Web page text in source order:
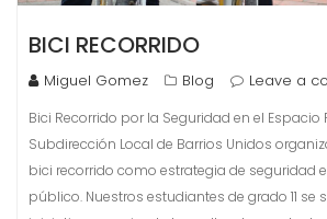
BICI RECORRIDO
Miguel Gomez Blog Leave a
Bici Recorrido por la Seguridad en el Espacio
Subdirección Local de Barrios Unidos
bici recorrido como estrategia de seguridad
público. Nuestros estudiantes de grado 11 se